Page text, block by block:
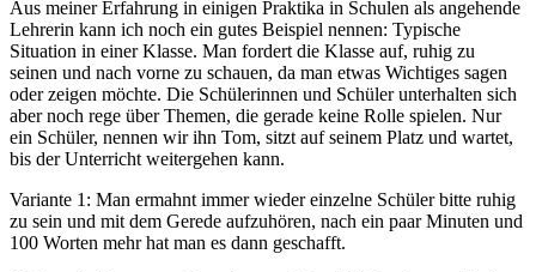
Aus meiner Erfahrung in einigen Praktika in Schulen als angehende
Lehrerin kann ich noch ein gutes Beispiel nennen: Typische
Situation in einer Klasse. Man fordert die Klasse auf, ruhig zu
seinen und nach vorne zu schauen, da man etwas Wichtiges sagen
oder zeigen möchte. Die Schülerinnen und Schüler unterhalten sich
aber noch rege über Themen, die gerade keine Rolle spielen. Nur
ein Schüler, nennen wir ihn Tom, sitzt auf seinem Platz und wartet,
bis der Unterricht weitergehen kann.
Variante 1: Man ermahnt immer wieder einzelne Schüler bitte ruhig
zu sein und mit dem Gerede aufzuhören, nach ein paar Minuten und
100 Worten mehr hat man es dann geschafft.